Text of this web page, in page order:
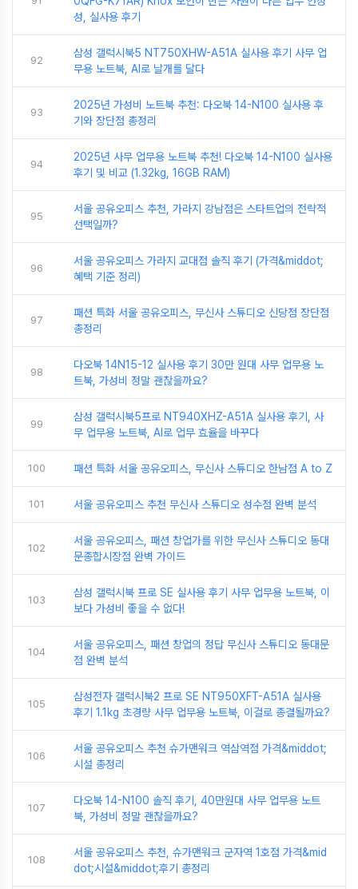
성, 실사용 후기
92
삼성 갤럭시북5 NT750XHW-A51A 실사용 후기 사무 업
무용 노트북, AI로 날개를 달다
93
2025년 가성비 노트북 추천: 다오북 14-N100 실사용 후
기와 장단점 총정리
94
2025년 사무 업무용 노트북 추천! 다오북 14-N100 실사용
후기 및 비교 (1.32kg, 16GB RAM)
95
서울 공유오피스 추천, 가라지 강남점은 스타트업의 전략적
선택일까?
96
서울 공유오피스 가라지 교대점 솔직 후기 (가격&middot;
혜택 기준 정리)
97
패션 특화 서울 공유오피스, 무신사 스튜디오 신당점 장단점
총정리
98
다오북 14N15-12 실사용 후기 30만 원대 사무 업무용 노
트북, 가성비 정말 괜찮을까요?
99
삼성 갤럭시북5프로 NT940XHZ-A51A 실사용 후기, 사
무 업무용 노트북, AI로 업무 효율을 바꾸다
100 패션 특화 서울 공유오피스, 무신사 스튜디오 한남점 A to Z
101 서울 공유오피스 추천 무신사 스튜디오 성수점 완벽 분석
102
서울 공유오피스, 패션 창업가를 위한 무신사 스튜디오 동대
문종합시장점 완벽 가이드
103
삼성 갤럭시북 프로 SE 실사용 후기 사무 업무용 노트북, 이
보다 가성비 좋을 수 없다!
104
서울 공유오피스, 패션 창업의 정답 무신사 스튜디오 동대문
점 완벽 분석
105
삼성전자 갤럭시북2 프로 SE NT950XFT-A51A 실사용
후기 1.1kg 초경량 사무 업무용 노트북, 이걸로 종결될까요?
106
서울 공유오피스 추천 슈가맨워크 역삼역점 가격&middot;
시설 총정리
107
다오북 14-N100 솔직 후기, 40만원대 사무 업무용 노트
북, 가성비 정말 괜찮을까요?
108
서울 공유오피스 추천, 슈가맨워크 군자역 1호점 가격&mid
dot;시설&middot;후기 총정리